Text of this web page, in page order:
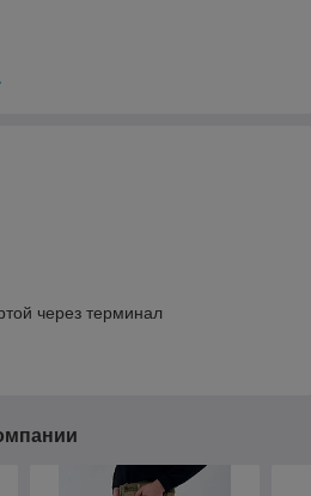
через терминал